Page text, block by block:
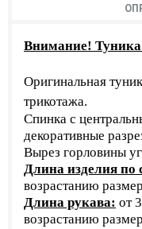
Внимание! Туника
Оригинальная
трикотажа.
Спинка с
декоративные
Вырез горловины
Длина изделия по
возрастанию
Длина рукава: от
возрастанию